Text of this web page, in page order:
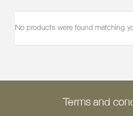
No products were found matching
Terms and